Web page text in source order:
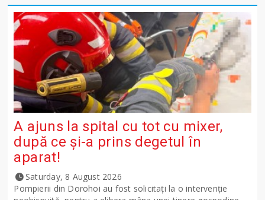
A ajuns la spital cu tot cu mixer,
după ce și-a prins degetul în
aparat!
Saturday, 8 August 2026
Pompierii din Dorohoi au fost solicitați la o intervenție